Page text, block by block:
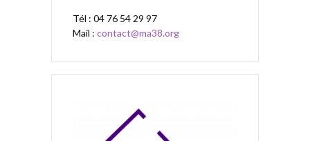
Tél : 04 76 54 29 97
Mail : contact@ma38.org